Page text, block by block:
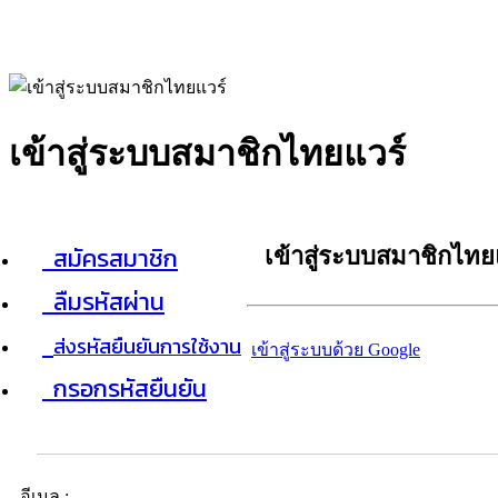
เข้าสู่ระบบสมาชิกไทยแวร์
สมัครสมาชิก
ลืมรหัสผ่าน
ส่งรหัสยืนยันการใช้งาน
กรอกรหัสยืนยัน
เข้าสู่ระบบสมาชิกไท
เข้าสู่ระบบด้วย Google